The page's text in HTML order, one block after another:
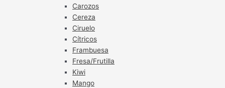
Carozos
Cereza
Ciruelo
Cítricos
Frambuesa
Fresa/Frutilla
Kiwi
Mango